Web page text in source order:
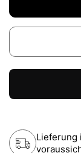
Lieferung